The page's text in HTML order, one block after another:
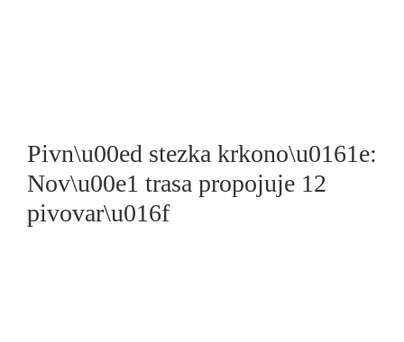
Pivn\u00ed stezka krkono\u0161e:
Nov\u00e1 trasa propojuje 12
pivovar\u016f